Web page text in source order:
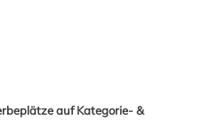
auf Kategorie- &